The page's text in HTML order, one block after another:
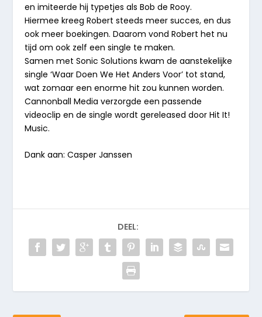
en imiteerde hij typetjes als Bob de Rooy.
Hiermee kreeg Robert steeds meer succes, en dus
ook meer boekingen. Daarom vond Robert het nu
tijd om ook zelf een single te maken.
Samen met Sonic Solutions kwam de aanstekelijke
single ‘Waar Doen We Het Anders Voor’ tot stand,
wat zomaar een enorme hit zou kunnen worden.
Cannonball Media verzorgde een passende
videoclip en de single wordt gereleased door Hit It!
Music.
Dank aan: Casper Janssen
DEEL: